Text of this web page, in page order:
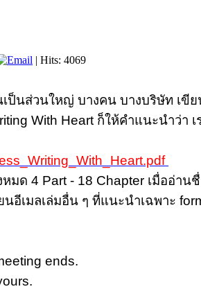
| Hits: 4069
วนใหญ่ บางคน บางบริษัท เขีย
With Heart ก็ให้คำแนะนำว่า
มด 4 Part - 18 Chapter เมื่ออ่า
อีเมลเล่มอื่น ๆ ที่แนะนำเฉพาะ
ends.